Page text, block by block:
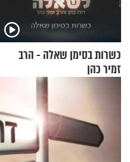
כשרות בסימן שאלה - הרב
זמיר כהן